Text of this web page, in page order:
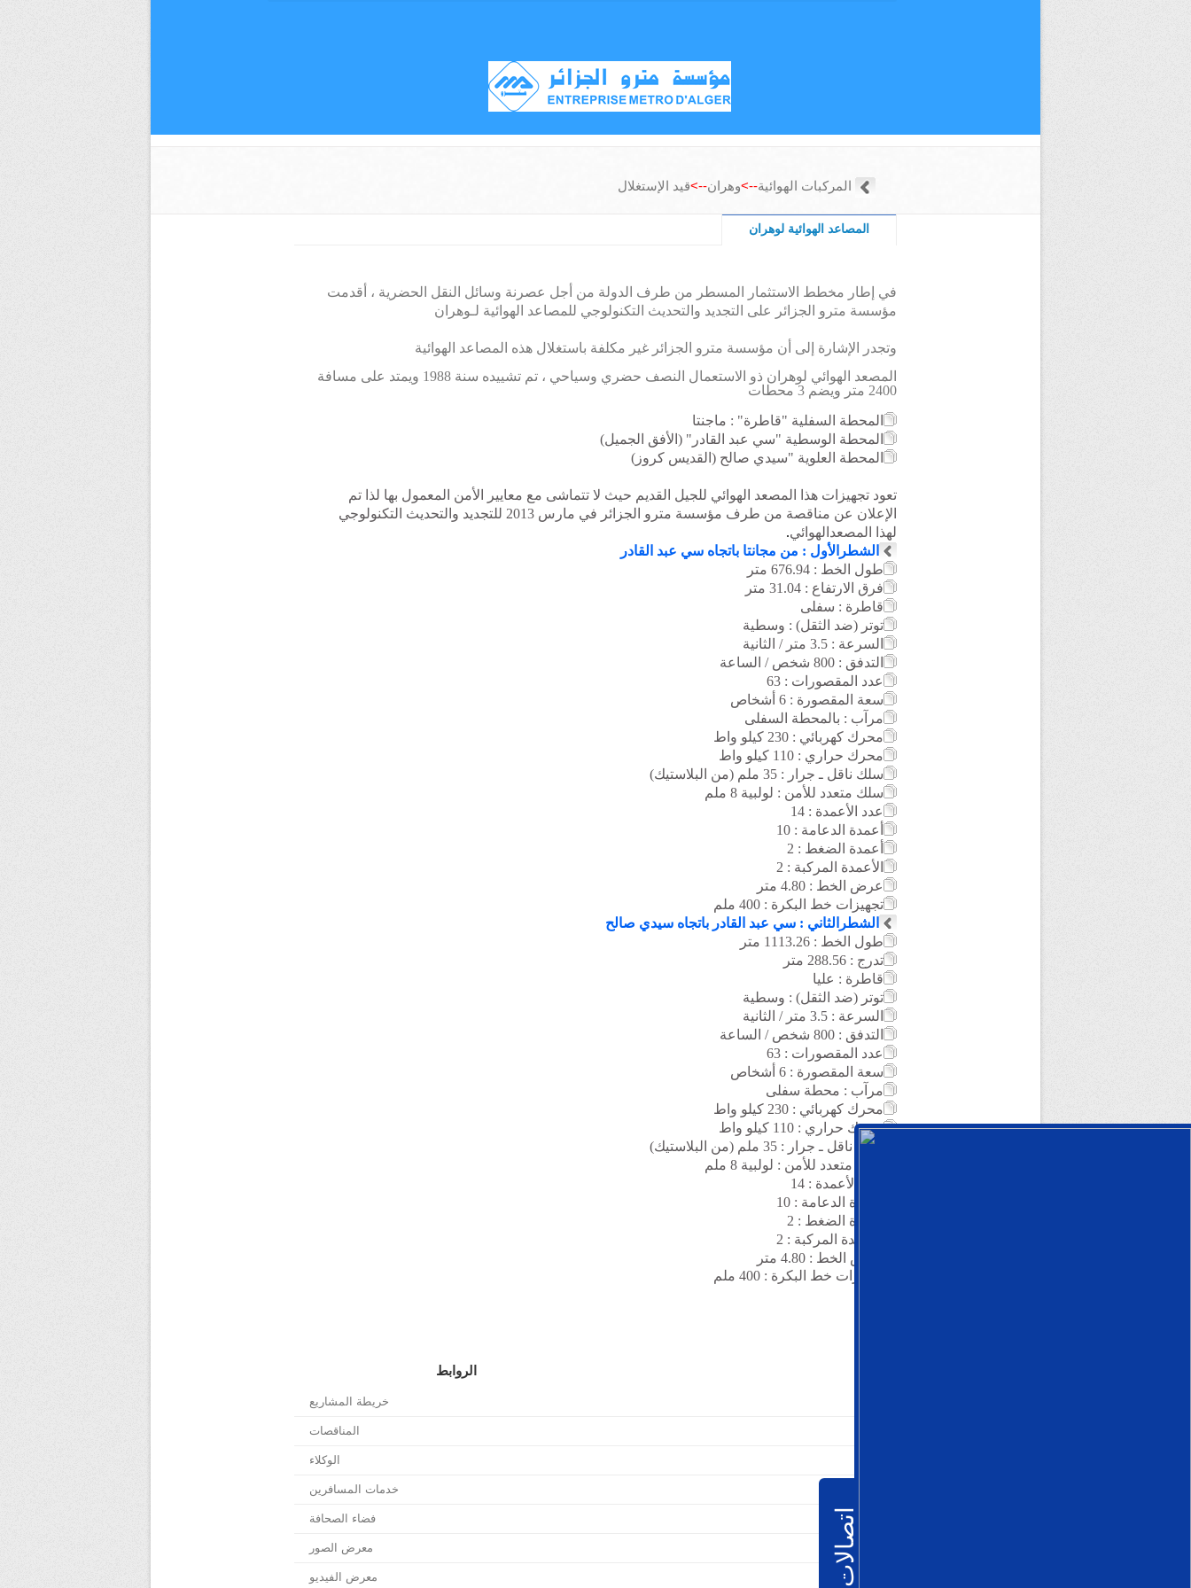
المركبات الهوائية-->وهران-->قيد الإستغلال
المصاعد الهوائية لوهران
في إطار مخطط الاستثمار المسطر من طرف الدولة من أجل عصرنة وسائل النقل الحضرية ، أقدمت
مؤسسة مترو الجزائر على التجديد والتحديث التكنولوجي للمصاعد الهوائية لـوهران
وتجدر الإشارة إلى أن مؤسسة مترو الجزائر غير مكلفة باستغلال هذه المصاعد الهوائية
المصعد الهوائي لوهران ذو الاستعمال النصف حضري وسياحي ، تم تشييده سنة 1988 ويمتد على مسافة
2400 متر ويضم 3 محطات
المحطة السفلية "قاطرة" : ماجنتا
المحطة الوسطية "سي عبد القادر" (الأفق الجميل)
المحطة العلوية "سيدي صالح (القديس كروز)
تعود تجهيزات هذا المصعد الهوائي للجيل القديم حيث لا تتماشى مع معايير الأمن المعمول بها لذا تم
الإعلان عن
مناقصة من طرف مؤسسة مترو الجزائر في مارس 2013 للتجديد والتحديث التكنولوجي
لهذا المصعدالهوائي.
الشطرالأول : من مجانتا باتجاه سي عبد القادر
طول الخط : 676.94 متر
فرق الارتفاع : 31.04 متر
قاطرة : سفلى
توتر (ضد الثقل) : وسطية
السرعة : 3.5 متر / الثانية
التدفق : 800 شخص / الساعة
عدد المقصورات : 63
سعة المقصورة : 6 أشخاص
مرآب : بالمحطة السفلى
محرك كهربائي : 230 كيلو واط
محرك حراري : 110 كيلو واط
سلك ناقل ـ جرار : 35 ملم (من البلاستيك)
سلك متعدد للأمن : لولبية 8 ملم
عدد الأعمدة : 14
أعمدة الدعامة : 10
أعمدة الضغط : 2
الأعمدة المركبة : 2
عرض الخط : 4.80 متر
تجهيزات خط البكرة : 400 ملم
الشطرالثاني : سي عبد القادر باتجاه سيدي صالح
طول الخط : 1113.26 متر
تدرج : 288.56 متر
قاطرة : عليا
توتر (ضد الثقل) : وسطية
السرعة : 3.5 متر / الثانية
التدفق : 800 شخص / الساعة
عدد المقصورات : 63
سعة المقصورة : 6 أشخاص
مرآب : محطة سفلى
محرك كهربائي : 230 كيلو واط
محرك حراري : 110 كيلو واط
سلك ناقل ـ جرار : 35 ملم (من البلاستيك)
متعدد للأمن : لولبية 8 ملم
عدد الأعمدة : 14
أعمدة الدعامة : 10
أعمدة الضغط : 2
الأعمدة المركبة : 2
عرض الخط : 4.80 متر
تجهيزات خط البكرة : 400
ملم
الروابط
خريطة المشاريع
المناقصات
الوكلاء
خدمات المسافرين
فضاء الصحافة
معرض الصور
معرض الفيديو اتصالات